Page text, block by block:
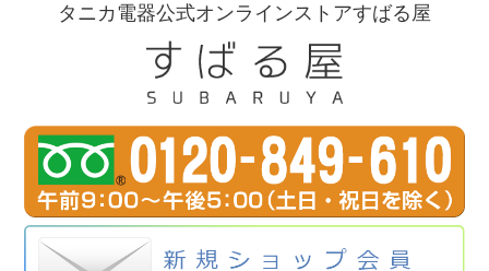
タニカ電器公式オンラインストアすばる屋